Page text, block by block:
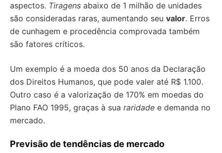
aspectos. Tiragens abaixo de 1 milhão de unidades
são consideradas raras, aumentando seu valor. Erros
de cunhagem e procedência comprovada também
são fatores críticos.
Um exemplo é a moeda dos 50 anos da Declaração
dos Direitos Humanos, que pode valer até R$ 1.100.
Outro caso é a valorização de 170% em moedas do
Plano FAO 1995, graças à sua raridade e demanda no
mercado.
Previsão de tendências de mercado